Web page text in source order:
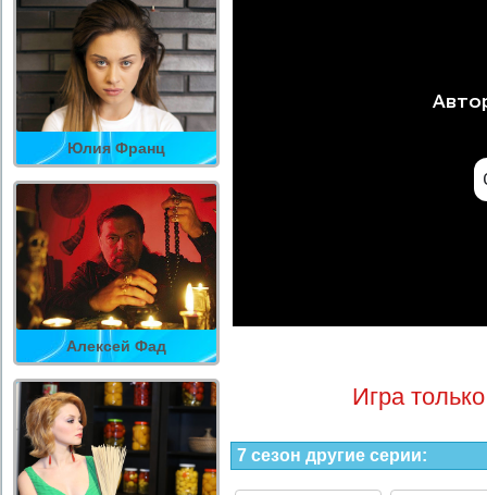
Юлия Франц
Алексей Фад
Игра
7 сезон другие серии: